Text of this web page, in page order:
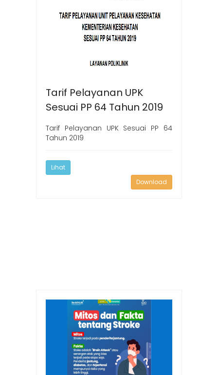
Tarif Pelayanan UPK
Sesuai PP 64 Tahun 2019
Tarif Pelayanan UPK Sesuai PP 64
Tahun 2019
Lihat
Download